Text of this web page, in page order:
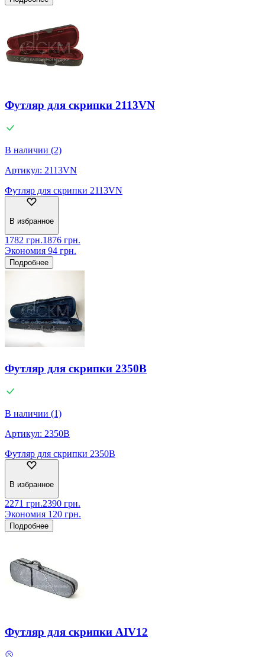
Футляр для скрипки 2113VN
В наличии (2)
Артикул: 2113VN
Футляр для скрипки 2113VN
В избранное
1782 грн.1876 грн.
Экономия 94 грн.
Подробнее
Футляр для скрипки 2350B
В наличии (1)
Артикул: 2350B
Футляр для скрипки 2350B
В избранное
2271 грн.2390 грн.
Экономия 120 грн.
Подробнее
Футляр для скрипки AIV12